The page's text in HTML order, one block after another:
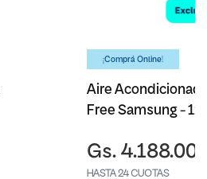
¡Comprá Online!
Aire
Free Samsung -
Gs.
HASTA 24 CUOTAS